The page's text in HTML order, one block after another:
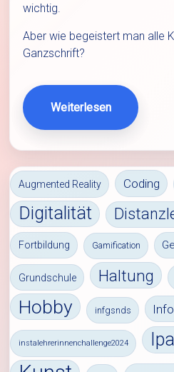
wichtig.
Aber wie begeistert man alle
Ganzschrift?
Weiterlesen
Augmented Reality Coding
Digitalität
Fortbildung Gamification
Grundschule Haltung
Hobby infgsnds
instalehrerinnenchallenge2024